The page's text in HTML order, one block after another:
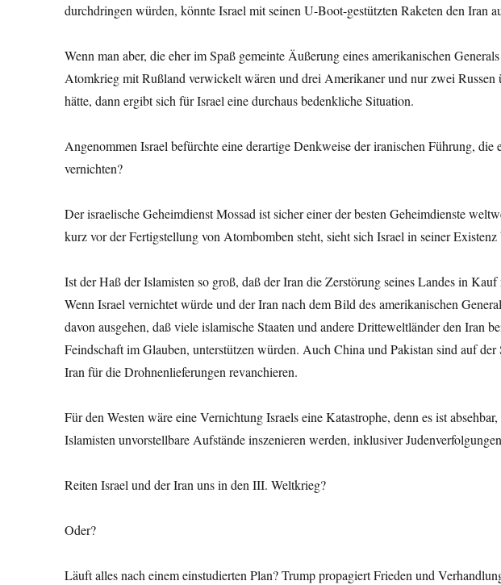
durchdringen würden, könnte Israel mit seinen U-Boot-gestützten Raketen den Iran
Wenn man aber, die eher im Spaß gemeinte Äußerung eines amerikanischen
Atomkrieg mit Rußland verwickelt wären und drei Amerikaner und nur zwei
hätte, dann ergibt sich für Israel eine durchaus bedenkliche Situation.
Angenommen Israel befürchte eine derartige Denkweise der iranischen Führung, die
vernichten?
Der israelische Geheimdienst Mossad ist sicher einer der besten Geheimdienste
kurz vor der Fertigstellung von Atombomben steht, sieht sich Israel in seiner
Ist der Haß der Islamisten so groß, daß der Iran die Zerstörung seines Landes in
Wenn Israel vernichtet würde und der Iran nach dem Bild des amerikanischen
davon ausgehen, daß viele islamische Staaten und andere Dritteweltländer den Iran
Feindschaft im Glauben, unterstützen würden. Auch China und Pakistan sind auf
Iran für die Drohnenlieferungen revanchieren.
Für den Westen wäre eine Vernichtung Israels eine Katastrophe, denn es ist
Islamisten unvorstellbare Aufstände inszenieren werden, inklusiver
Reiten Israel und der Iran uns in den III. Weltkrieg?
Oder?
Läuft alles nach einem einstudierten Plan? Trump propagiert Frieden und